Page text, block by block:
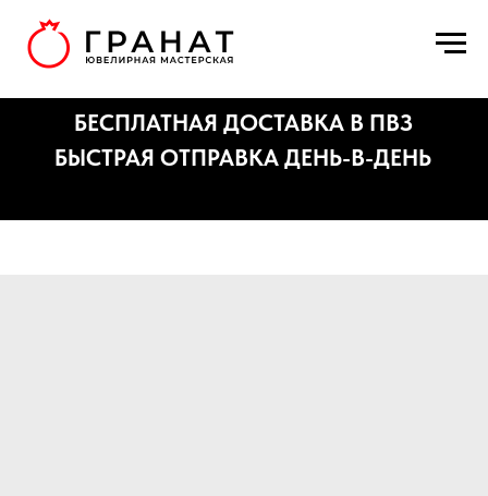
БЫСТРАЯ ОТПРАВКА ДЕНЬ-В-ДЕНЬ